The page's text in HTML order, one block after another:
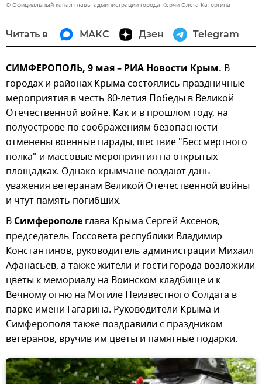
© Официальный канал главы администрации города Керчи Олега Каторгина
Читать в МАКС Дзен Telegram
СИМФЕРОПОЛЬ, 9 мая – РИА Новости Крым. В
городах и районах Крыма состоялись праздничные
мероприятия в честь 80-летия Победы в Великой
Отечественной войне. Как и в прошлом году, на
полуострове по соображениям безопасности
отменены военные парады, шествие "Бессмертного
полка" и массовые мероприятия на открытых
площадках. Однако крымчане воздают дань
уважения ветеранам Великой Отечественной войны
и чтут память погибших.
В Симферополе глава Крыма Сергей Аксенов,
председатель Госсовета республики Владимир
Константинов, руководитель администрации Михаил
Афанасьев, а также жители и гости города возложили
цветы к мемориалу на Воинском кладбище и к
Вечному огню на Могиле Неизвестного Солдата в
парке имени Гагарина. Руководители Крыма и
Симферополя также поздравили с праздником
ветеранов, вручив им цветы и памятные подарки.